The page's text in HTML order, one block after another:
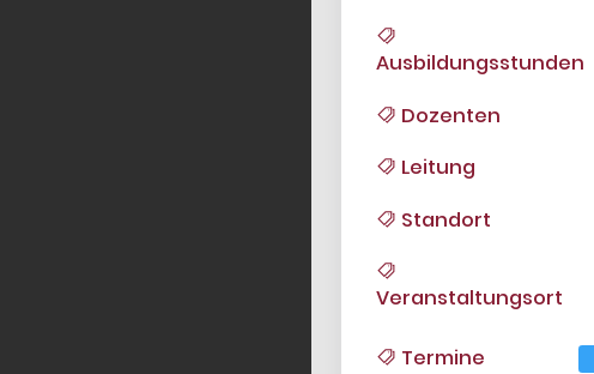
Ausbildungsstunden
Dozenten
Leitung
Standort
Veranstaltungsort
Termine